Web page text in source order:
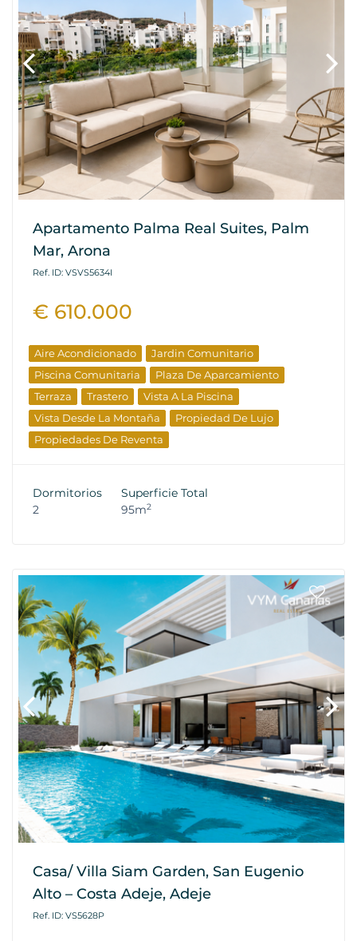
Apartamento Palma Real Suites, Palm
Mar, Arona
Ref. ID: VSVS5634I
€ 610.000
Aire Acondicionado
Jardin Comunitario
Piscina Comunitaria
Plaza De Aparcamiento
Terraza
Trastero
Vista A La Piscina
Vista Desde La Montaña
Propiedad De Lujo
Propiedades De Reventa
Dormitorios
2
Superficie Total
95m2
Casa/ Villa Siam Garden, San Eugenio
Alto – Costa Adeje, Adeje
Ref. ID: VS5628P